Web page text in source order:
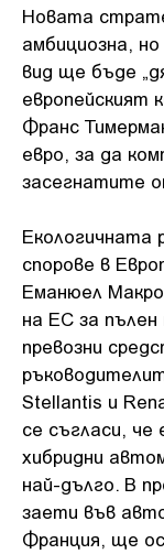
Новата
амбициозна,
вид ще бъде
европейският
Франс
евро, за да
засегнатите
Екологичната
спорове в
Еманюел
на ЕС за пълен
превозни
Stellantis и
се съгласи, че
хибридни
най-дълго. В
заети във
Франция, ще